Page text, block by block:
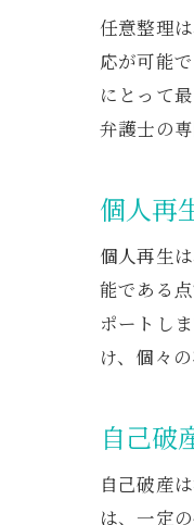
任意整理
応が可能
にとって
弁護士の
個人再
個人再生
能である
ポートし
け、個々
自己破
自己破産
は、一定